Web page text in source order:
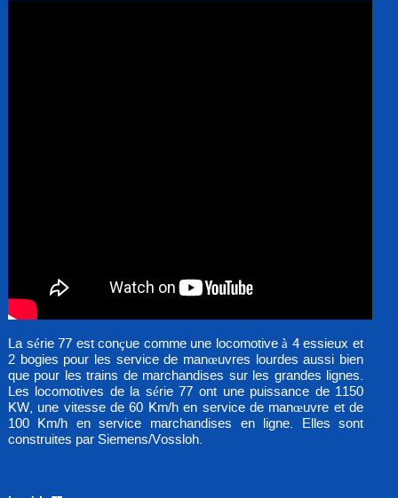
La série 77 est conçue comme une locomotive à 4 essieux et
2 bogies pour les service de manœuvres lourdes aussi bien
que pour les trains de marchandises sur les grandes lignes.
Les locomotives de la série 77 ont une puissance de 1150
KW, une vitesse de 60 Km/h en service de manœuvre et de
100 Km/h en service marchandises en ligne. Elles sont
construites par Siemens/Vossloh.